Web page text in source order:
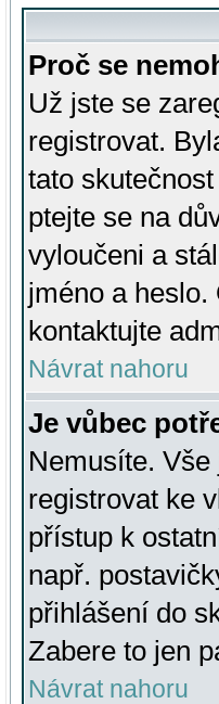
Proč se
Už jste se
registrovat.
tato
ptejte se na
vyloučeni a
jméno a heslo.
kontaktujte
Návrat nahoru
Je vůbec
Nemusíte.
registrovat ke
přístup k
např.
přihlášení do
Zabere to jen
Návrat nahoru